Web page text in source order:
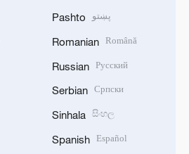
Pashto پښتو
Romanian Română
Russian Русский
Serbian Српски
Sinhala සිංහල
Spanish Español